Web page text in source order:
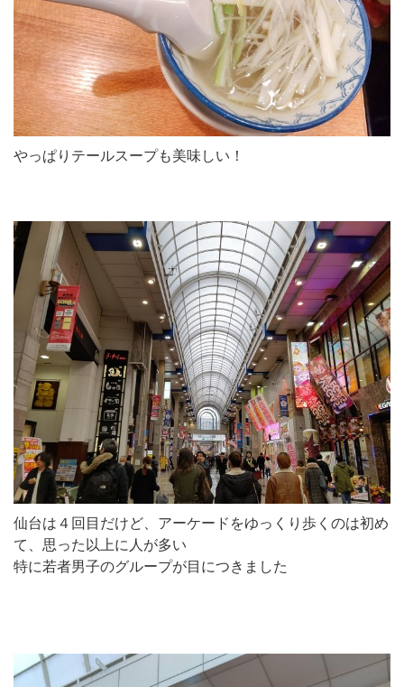
やっぱりテールスープも美味しい！
仙台は４回目だけど、アーケードをゆっくり歩くのは初め
て、思った以上に人が多い
特に若者男子のグループが目につきました